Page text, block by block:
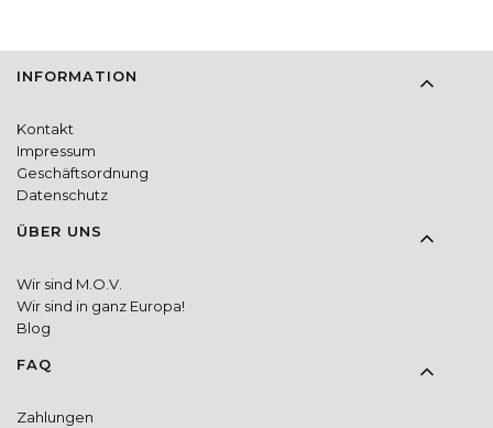
Fußzeilenmenü
INFORMATION
Kontakt
Impressum
Geschäftsordnung
Datenschutz
ÜBER UNS
Wir sind M.O.V.
Wir sind in ganz Europa!
Blog
FAQ
Zahlungen